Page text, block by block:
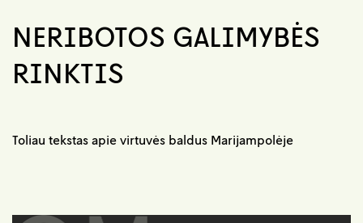
NERIBOTOS GALIMYBĖS
RINKTIS
Toliau tekstas apie virtuvės baldus Marijampolėje